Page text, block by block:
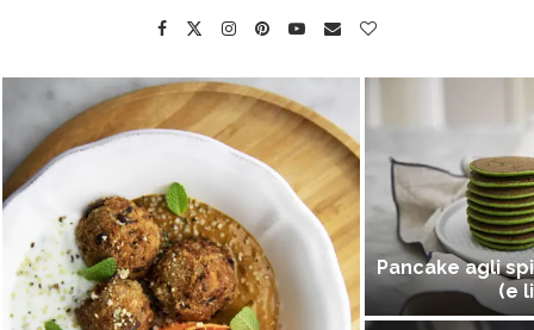
Pancake agli
(e